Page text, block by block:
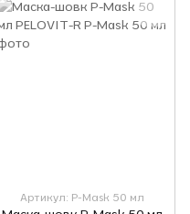
Артикул: P-Mask 50 мл